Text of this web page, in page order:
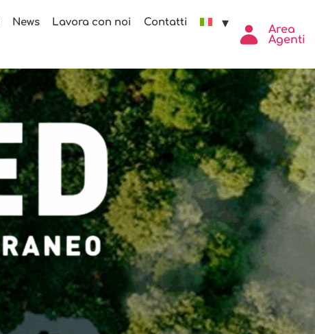
News Lavora con noi Contatti
Area
Agenti